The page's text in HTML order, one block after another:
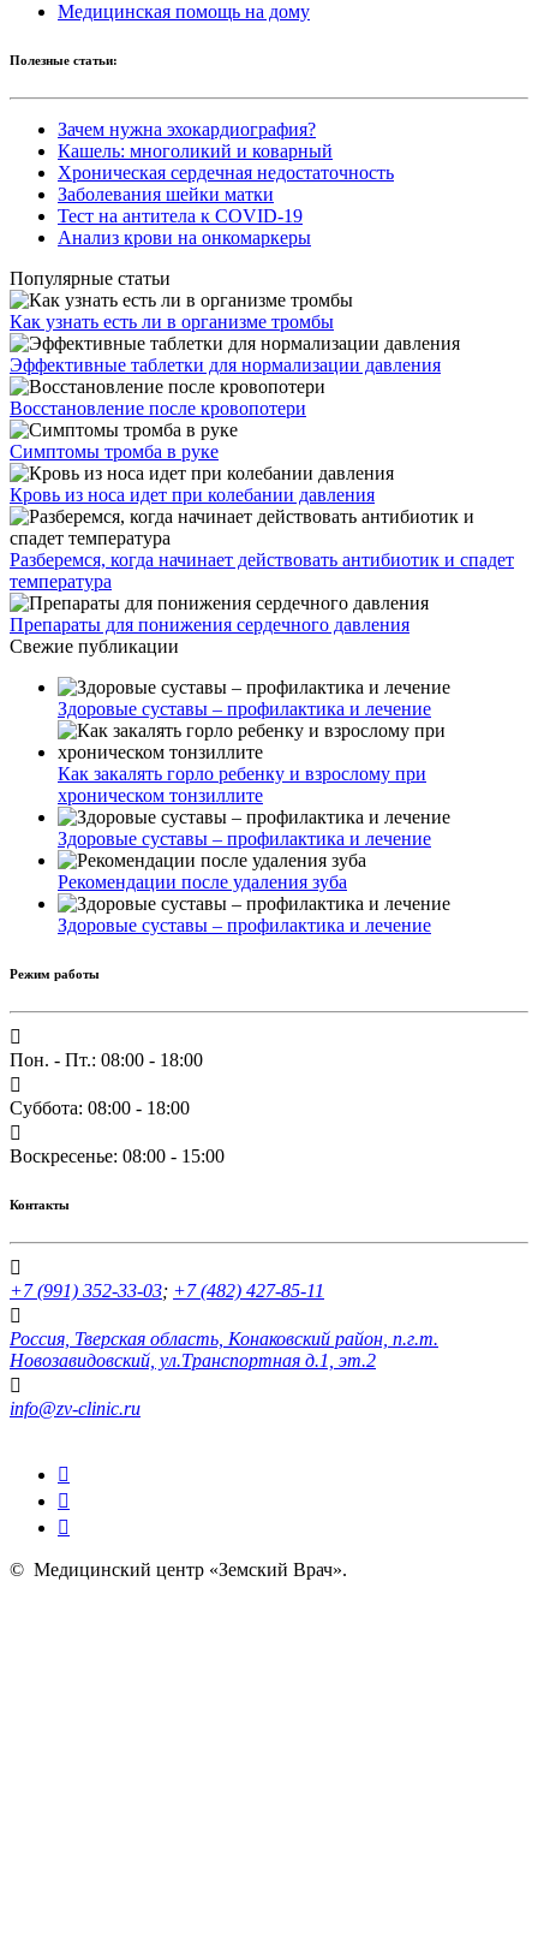
Медицинская помощь на дому
Полезные статьи:
Зачем нужна эхокардиография?
Кашель: многоликий и коварный
Хроническая сердечная недостаточность
Заболевания шейки матки
Тест на антитела к COVID-19
Анализ крови на онкомаркеры
Популярные статьи
Как узнать есть ли в организме тромбы
Эффективные таблетки для нормализации давления
Восстановление после кровопотери
Симптомы тромба в руке
Кровь из носа идет при колебании давления
Разберемся, когда начинает действовать антибиотик и спадет
температура
Препараты для понижения сердечного давления
Свежие публикации
Здоровые суставы – профилактика и лечение
Как закалять горло ребенку и взрослому при
хроническом тонзиллите
Здоровые суставы – профилактика и лечение
Рекомендации после удаления зуба
Здоровые суставы – профилактика и лечение
Режим работы
Пон. - Пт.: 08:00 - 18:00
Суббота: 08:00 - 18:00
Воскресенье: 08:00 - 15:00
Контакты
+7 (991) 352-33-03; +7 (482) 427-85-11
Россия, Тверская область, Конаковский район, п.г.т.
Новозавидовский, ул.Транспортная д.1, эт.2
info@zv-clinic.ru
© Медицинский центр «Земский Врач».